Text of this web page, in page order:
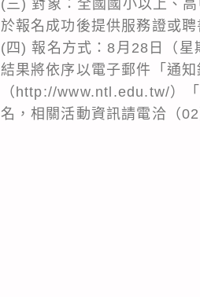
(三) 對象：全國國小以上、
於報名成功後提供服務證或
(四) 報名方式：8月28日（星
結果將依序以電子郵件「通
（http://www.ntl.edu.tw/）
名，相關活動資訊請電洽（